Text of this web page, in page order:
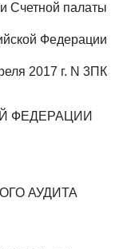
Счетной палаты
Федерации
2017 г. N 3ПК
ФЕДЕРАЦИИ
АУДИТА